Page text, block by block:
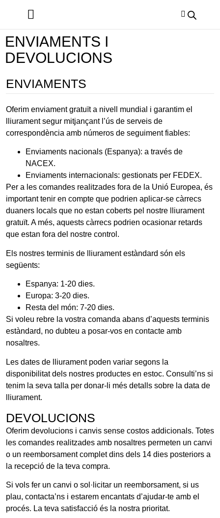
ENVIAMENTS I
DEVOLUCIONS
ENVIAMENTS
Oferim enviament gratuït a nivell mundial i garantim el
lliurament segur mitjançant l’ús de serveis de
correspondència amb números de seguiment fiables:
Enviaments nacionals (Espanya): a través de
NACEX.
Enviaments internacionals: gestionats per FEDEX.
Per a les comandes realitzades fora de la Unió Europea, és
important tenir en compte que podrien aplicar-se càrrecs
duaners locals que no estan coberts pel nostre lliurament
gratuït. A més, aquests càrrecs podrien ocasionar retards
que estan fora del nostre control.
Els nostres terminis de lliurament estàndard són els
següents:
Espanya: 1-20 dies.
Europa: 3-20 dies.
Resta del món: 7-20 dies.
Si voleu rebre la vostra comanda abans d’aquests terminis
estàndard, no dubteu a posar-vos en contacte amb
nosaltres.
Les dates de lliurament poden variar segons la
disponibilitat dels nostres productes en estoc. Consulti’ns si
tenim la seva talla per donar-li més detalls sobre la data de
lliurament.
DEVOLUCIONS
Oferim devolucions i canvis sense costos addicionals. Totes
les comandes realitzades amb nosaltres permeten un canvi
o un reemborsament complet dins dels 14 dies posteriors a
la recepció de la teva compra.
Si vols fer un canvi o sol·licitar un reemborsament, si us
plau, contacta’ns i estarem encantats d’ajudar-te amb el
procés. La teva satisfacció és la nostra prioritat.